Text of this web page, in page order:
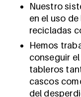
Nuestro
en el uso
recicladas
Hemos
conseguir
tableros
cascos
del